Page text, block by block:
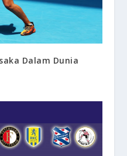
Dalam Dunia